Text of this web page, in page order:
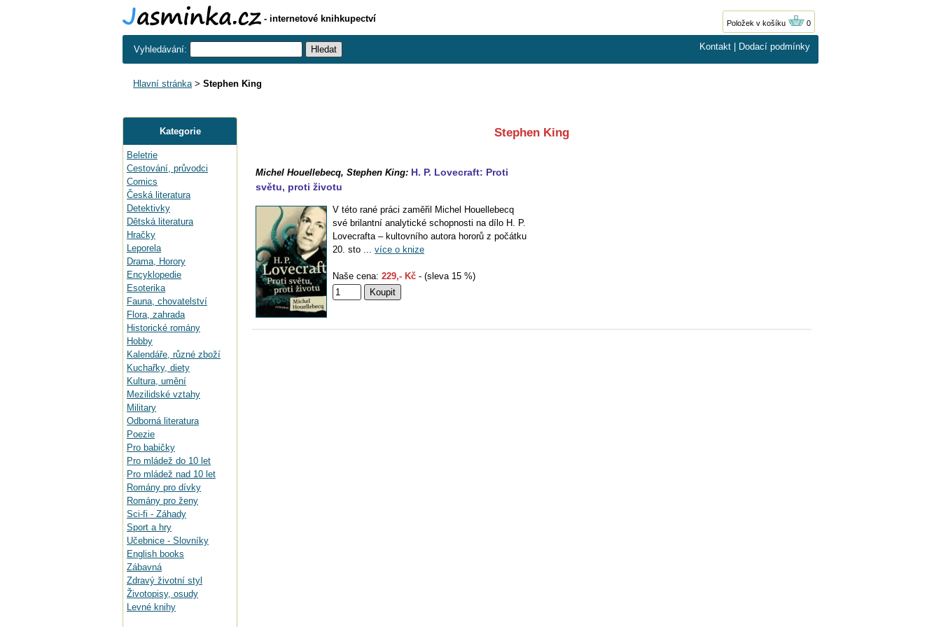
- internetové knihkupectví Položek v košíku 0
Vyhledávání: Kontakt Dodací podmínky
Hlavní stránka> Stephen King
Kategorie
Beletrie
Cestování, průvodci
Comics
Česká literatura
Detektivky
Dětská literatura
Hračky
Leporela
Drama, Horory
Encyklopedie
Esoterika
Fauna, chovatelství
Flora, zahrada
Historické romány
Hobby
Kalendáře, různé zboží
Kuchařky, diety
Kultura, umění
Mezilidské vztahy
Military
Odborná literatura
Poezie
Pro babičky
Pro mládež do 10 let
Pro mládež nad 10 let
Romány pro dívky
Romány pro ženy
Sci-fi - Záhady
Sport a hry
Učebnice - Slovníky
English books
Zábavná
Zdravý životní styl
Životopisy, osudy
Levné knihy
Stephen King
Michel Houellebecq, Stephen King: H. P. Lovecraft: Proti
světu, proti životu
V této rané práci zaměřil Michel Houellebecq
své brilantní analytické schopnosti na dílo H. P.
Lovecrafta – kultovního autora hororů z počátku
20. sto ... více o knize
Naše cena: 229,- Kč - (sleva 15 %)